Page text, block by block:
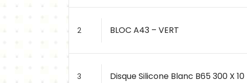
2 BLOC A43 – VERT
3 Disque Silicone Blanc B65 300 X 10